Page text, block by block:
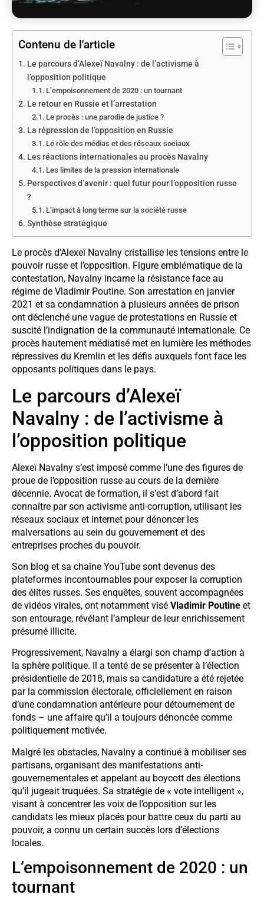
Contenu de l'article
Le parcours d’Alexeï Navalny : de l’activisme à
l’opposition politique
L’empoisonnement de 2020 : un tournant
Le retour en Russie et l’arrestation
Le procès : une parodie de justice ?
La répression de l’opposition en Russie
Le rôle des médias et des réseaux sociaux
Les réactions internationales au procès Navalny
Les limites de la pression internationale
Perspectives d’avenir : quel futur pour l’opposition russe
?
L’impact à long terme sur la société russe
Synthèse stratégique
Le procès d’Alexeï Navalny cristallise les tensions entre le
pouvoir russe et l’opposition. Figure emblématique de la
contestation, Navalny incarne la résistance face au
régime de Vladimir Poutine. Son arrestation en janvier
2021 et sa condamnation à plusieurs années de prison
ont déclenché une vague de protestations en Russie et
suscité l’indignation de la communauté internationale. Ce
procès hautement médiatisé met en lumière les méthodes
répressives du Kremlin et les défis auxquels font face les
opposants politiques dans le pays.
Le parcours d’Alexeï
Navalny : de l’activisme à
l’opposition politique
Alexeï Navalny s’est imposé comme l’une des figures de
proue de l’opposition russe au cours de la dernière
décennie. Avocat de formation, il s’est d’abord fait
connaître par son activisme anti-corruption, utilisant les
réseaux sociaux et internet pour dénoncer les
malversations au sein du gouvernement et des
entreprises proches du pouvoir.
Son blog et sa chaîne YouTube sont devenus des
plateformes incontournables pour exposer la corruption
des élites russes. Ses enquêtes, souvent accompagnées
de vidéos virales, ont notamment visé Vladimir Poutine et
son entourage, révélant l’ampleur de leur enrichissement
présumé illicite.
Progressivement, Navalny a élargi son champ d’action à
la sphère politique. Il a tenté de se présenter à l’élection
présidentielle de 2018, mais sa candidature a été rejetée
par la commission électorale, officiellement en raison
d’une condamnation antérieure pour détournement de
fonds – une affaire qu’il a toujours dénoncée comme
politiquement motivée.
Malgré les obstacles, Navalny a continué à mobiliser ses
partisans, organisant des manifestations anti-
gouvernementales et appelant au boycott des élections
qu’il jugeait truquées. Sa stratégie de « vote intelligent »,
visant à concentrer les voix de l’opposition sur les
candidats les mieux placés pour battre ceux du parti au
pouvoir, a connu un certain succès lors d’élections
locales.
L’empoisonnement de 2020 : un
tournant